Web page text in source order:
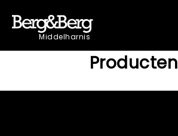
Middelharnis
Producten